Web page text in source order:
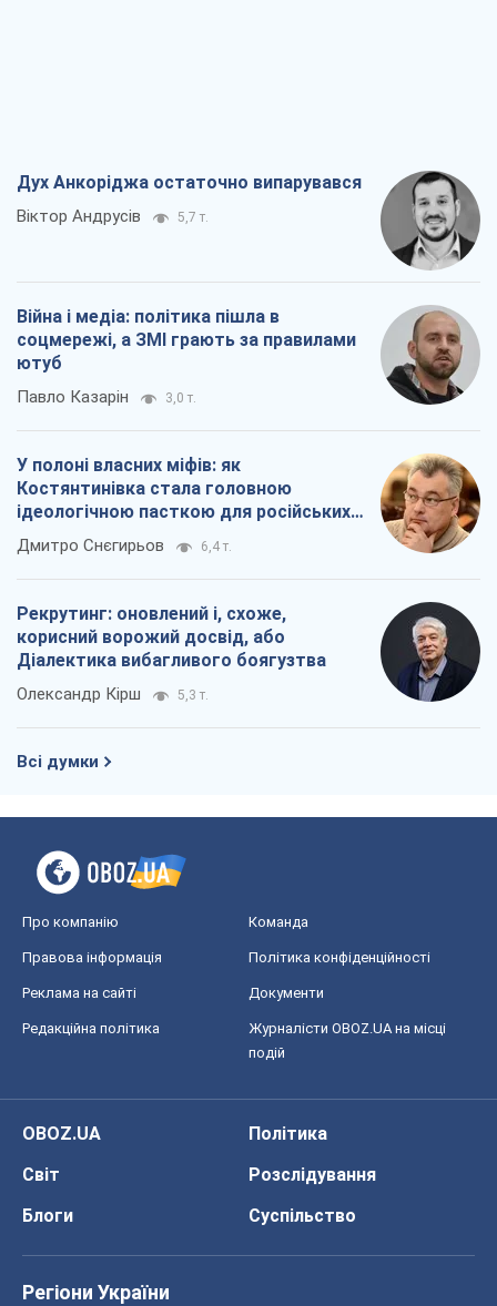
Дух Анкоріджа остаточно випарувався
Віктор Андрусів 5,7 т.
Війна і медіа: політика пішла в
соцмережі, а ЗМІ грають за правилами
ютуб
Павло Казарін 3,0 т.
У полоні власних міфів: як
Костянтинівка стала головною
ідеологічною пасткою для російських
окупантів
Дмитро Снєгирьов 6,4 т.
Рекрутинг: оновлений і, схоже,
корисний ворожий досвід, або
Діалектика вибагливого боягузтва
Олександр Кірш 5,3 т.
Всі думки
Про компанію Команда
Правова інформація Політика конфіденційності
Реклама на сайті Документи
Редакційна політика
Журналісти OBOZ.UA на місці
подій
OBOZ.UA
Політика
Світ
Розслідування
Блоги
Суспільство
Регіони України